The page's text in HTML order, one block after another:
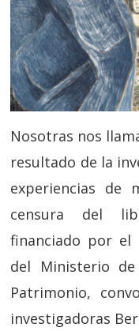
Nosotras nos
resultado de la
experiencias de
censura del
financiado por el
del Ministerio
Patrimonio,
investigadoras